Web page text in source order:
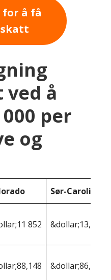
å få
å
per
og
Sør-Carolina
852 &dollar;13,123
&dollar;86,877